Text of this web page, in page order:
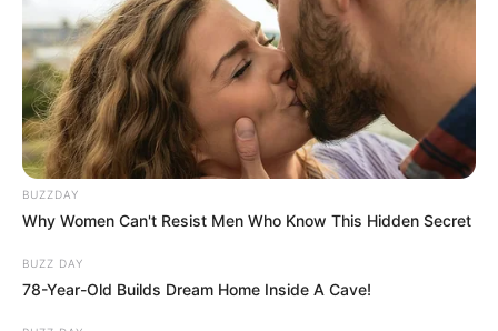
BUZZDAY
Why Women Can't Resist Men Who Know This Hidden Secret
BUZZ DAY
78-Year-Old Builds Dream Home Inside A Cave!